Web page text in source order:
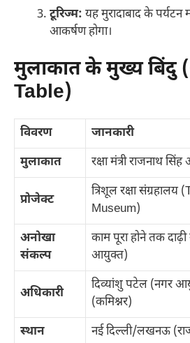
टूरिज्म: यह मुरादाबाद के पर्यटन
आकर्षण होगा।
मुलाकात के मुख्य बिंदु
Table)
विवरण
जानकारी
मुलाकात
रक्षा मंत्री राजनाथ
प्रोजेक्ट
त्रिशूल रक्षा
Museum)
अनोखा
संकल्प
काम पूरा होने तक
आयुक्त)
अधिकारी
दिव्यांशु पटेल (नगर
(कमिश्नर)
स्थान
नई दिल्ली/लखनऊ